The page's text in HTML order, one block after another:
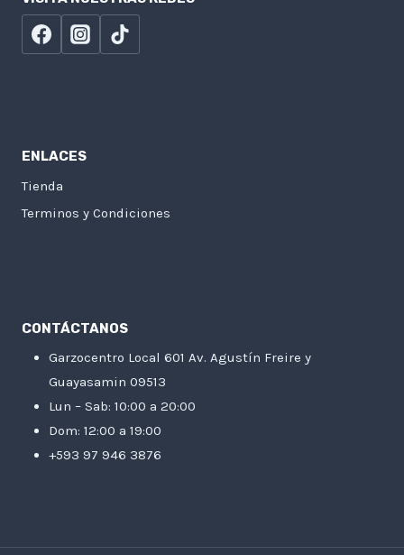
ENLACES
Tienda
Terminos y Condiciones
CONTÁCTANOS
Garzocentro Local 601 Av. Agustín Freire y
Guayasamin 09513
Lun – Sab: 10:00 a 20:00
Dom: 12:00 a 19:00
+593 97 946 3876